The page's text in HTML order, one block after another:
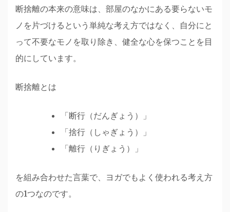
断捨離の本来の意味は、部屋のなかにある要らないモ
ノを片づけるという単純な考え方ではなく、自分にと
って不要なモノを取り除き、健全な心を保つことを目
的にしています。
断捨離とは
「断行（だんぎょう）」
「捨行（しゃぎょう）」
「離行（りぎょう）」
を組み合わせた言葉で、ヨガでもよく使われる考え方
の1つなのです。